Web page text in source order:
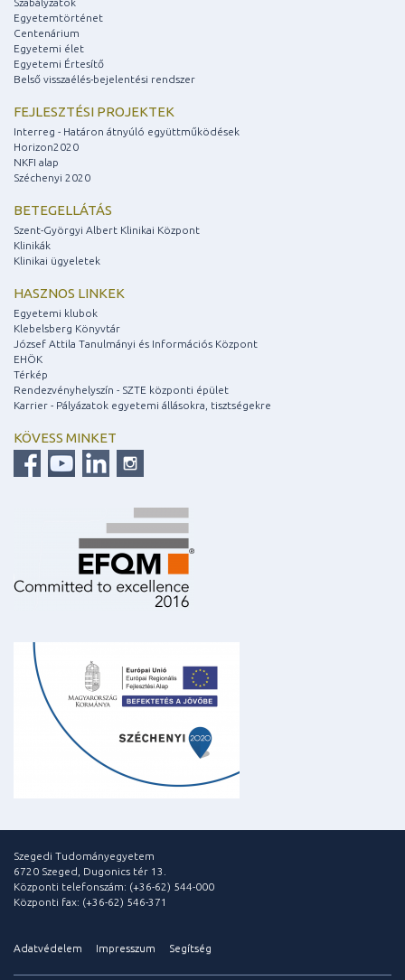
Szabályzatok
Egyetemtörténet
Centenárium
Egyetemi élet
Egyetemi Értesítő
Belső visszaélés-bejelentési rendszer
FEJLESZTÉSI PROJEKTEK
Interreg - Határon átnyúló együttműködések
Horizon2020
NKFI alap
Széchenyi 2020
BETEGELLÁTÁS
Szent-Györgyi Albert Klinikai Központ
Klinikák
Klinikai ügyeletek
HASZNOS LINKEK
Egyetemi klubok
Klebelsberg Könyvtár
József Attila Tanulmányi és Információs Központ
EHÖK
Térkép
Rendezvényhelyszín - SZTE központi épület
Karrier - Pályázatok egyetemi állásokra, tisztségekre
KÖVESS MINKET
Szegedi Tudományegyetem
6720 Szeged, Dugonics tér 13.
Központi telefonszám: (+36-62) 544-000
Központi fax: (+36-62) 546-371
Adatvédelem Impresszum Segítség